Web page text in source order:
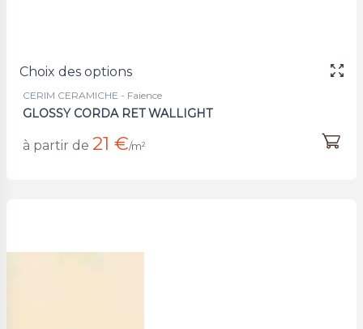
Choix des options
CERIM CERAMICHE - Faience
GLOSSY CORDA RET WALLIGHT
à partir de 21 €/m²